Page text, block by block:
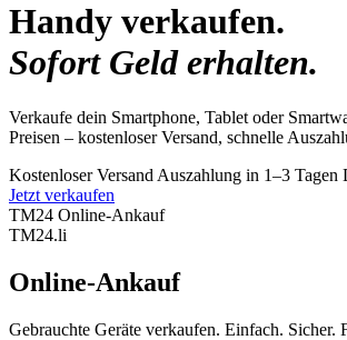
Handy verkaufen.
Sofort Geld erhalten.
Verkaufe dein Smartphone, Tablet oder
Preisen – kostenloser Versand, schnelle
Kostenloser Versand Auszahlung in 1–3 Tagen
Jetzt verkaufen
TM24 Online-Ankauf
TM24.li
Online-Ankauf
Gebrauchte Geräte verkaufen. Einfach. Sicher.